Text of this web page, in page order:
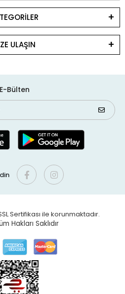
ULAŞIN
E-Bülten
Sertifikası ile korunmaktadır.
Hakları Saklıdır